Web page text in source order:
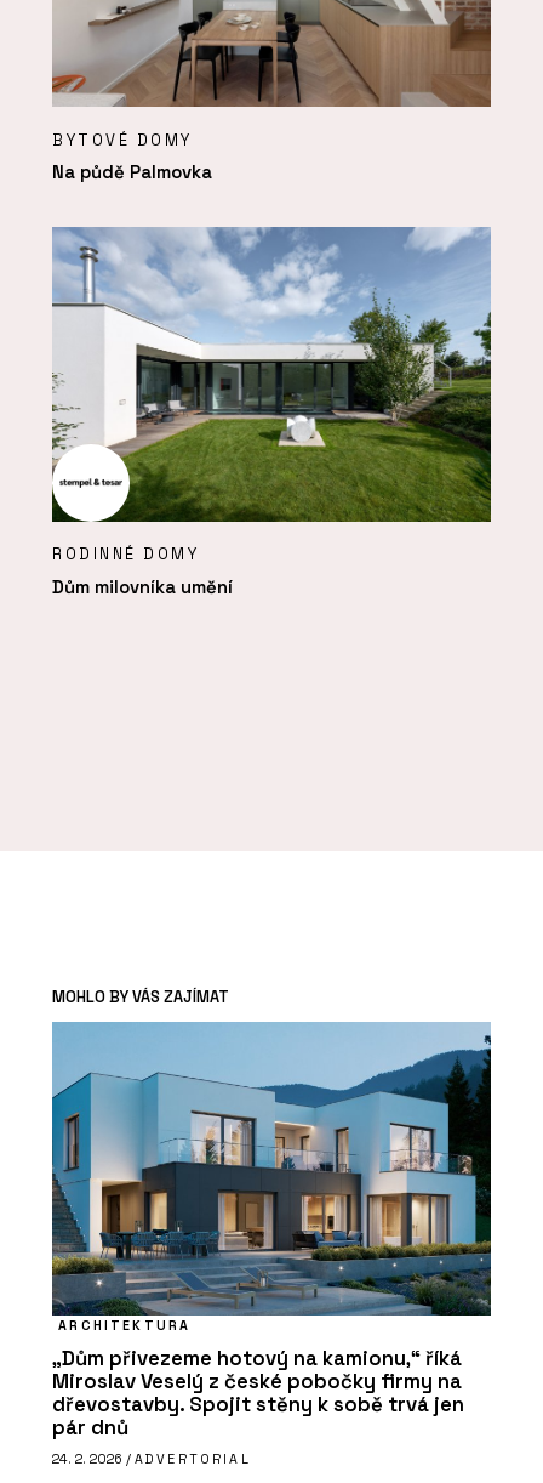
BYTOVÉ DOMY
Na půdě Palmovka
RODINNÉ DOMY
Dům milovníka umění
MOHLO BY VÁS ZAJÍMAT
ARCHITEKTURA
„Dům přivezeme hotový na kamionu,“ říká
Miroslav Veselý z české pobočky firmy na
dřevostavby. Spojit stěny k sobě trvá jen
pár dnů
24. 2. 2026 / ADVERTORIAL